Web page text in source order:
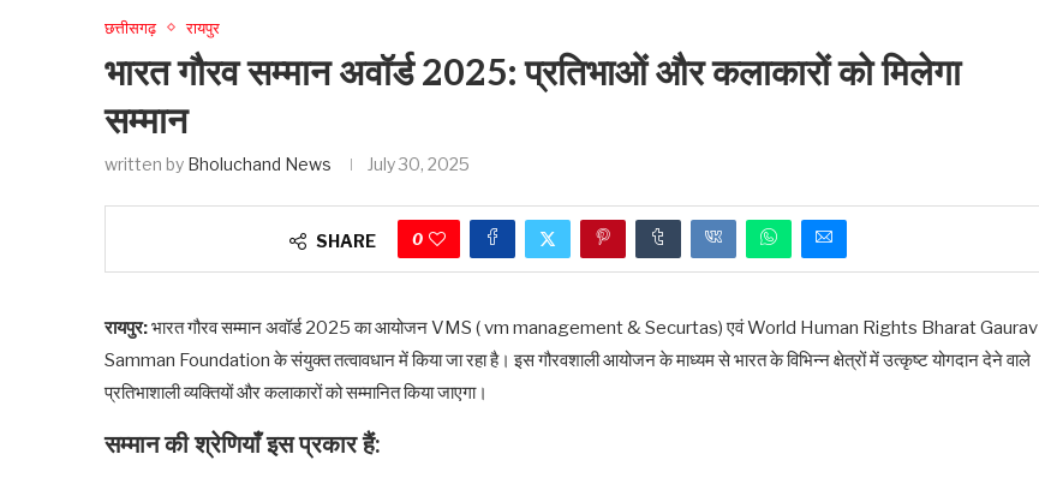
छत्तीसगढ़ रायपुर
भारत गौरव सम्मान अवॉर्ड 2025: प्रतिभाओं और कलाकारों को मिलेगा
सम्मान
written by Bholuchand News July 30, 2025
SHARE 0
रायपुर:भारत गौरव सम्मान अवॉर्ड 2025 का आयोजन VMS ( vm management & Securtas) एवं World Human Rights Bharat Gaurav
Samman Foundation के संयुक्त तत्वावधान में किया जा रहा है। इस गौरवशाली आयोजन के माध्यम से भारत के विभिन्न क्षेत्रों में उत्कृष्ट योगदान देने वाले
प्रतिभाशाली व्यक्तियों और कलाकारों को सम्मानित किया जाएगा।
सम्मान की श्रेणियाँ इस प्रकार हैं: